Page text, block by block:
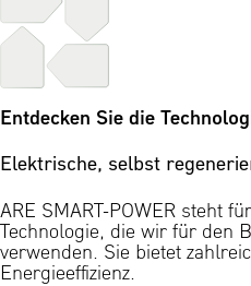
Entdecken Sie die
Elektrische, selbst
ARE SMART-POWER steht
Technologie, die wir für den
verwenden. Sie bietet
Energieeffizienz.